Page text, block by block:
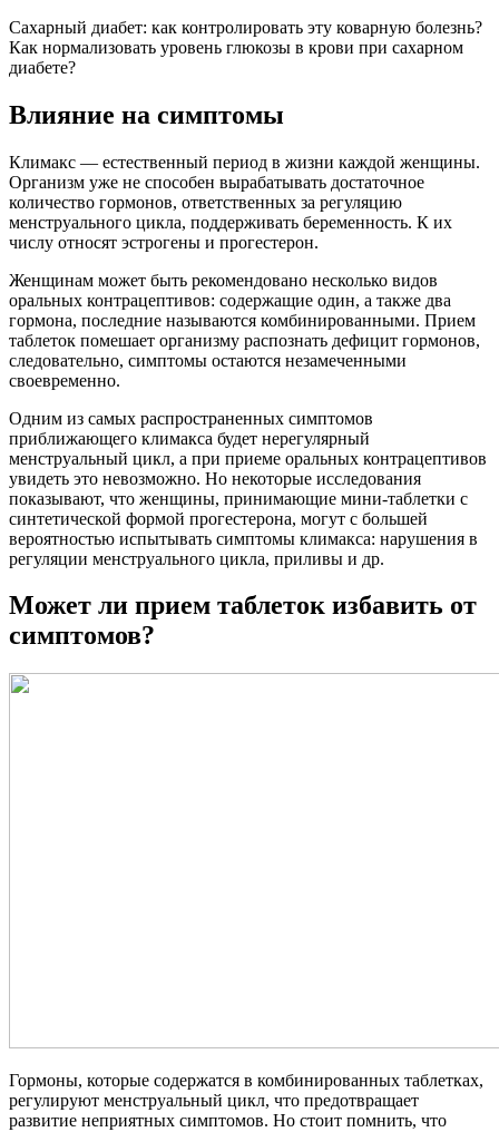
Сахарный диабет: как контролировать эту коварную болезнь?
Как нормализовать уровень глюкозы в крови при сахарном
диабете?
Влияние на симптомы
Климакс — естественный период в жизни каждой женщины.
Организм уже не способен вырабатывать достаточное
количество гормонов, ответственных за регуляцию
менструального цикла, поддерживать беременность. К их
числу относят эстрогены и прогестерон.
Женщинам может быть рекомендовано несколько видов
оральных контрацептивов: содержащие один, а также два
гормона, последние называются комбинированными. Прием
таблеток помешает организму распознать дефицит гормонов,
следовательно, симптомы остаются незамеченными
своевременно.
Одним из самых распространенных симптомов
приближающего климакса будет нерегулярный
менструальный цикл, а при приеме оральных контрацептивов
увидеть это невозможно. Но некоторые исследования
показывают, что женщины, принимающие мини-таблетки с
синтетической формой прогестерона, могут с большей
вероятностью испытывать симптомы климакса: нарушения в
регуляции менструального цикла, приливы и др.
Может ли прием таблеток избавить от
симптомов?
Гормоны, которые содержатся в комбинированных таблетках,
регулируют менструальный цикл, что предотвращает
развитие неприятных симптомов. Но стоит помнить, что